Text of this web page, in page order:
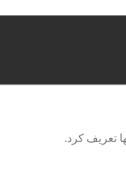
تعریف کرد.